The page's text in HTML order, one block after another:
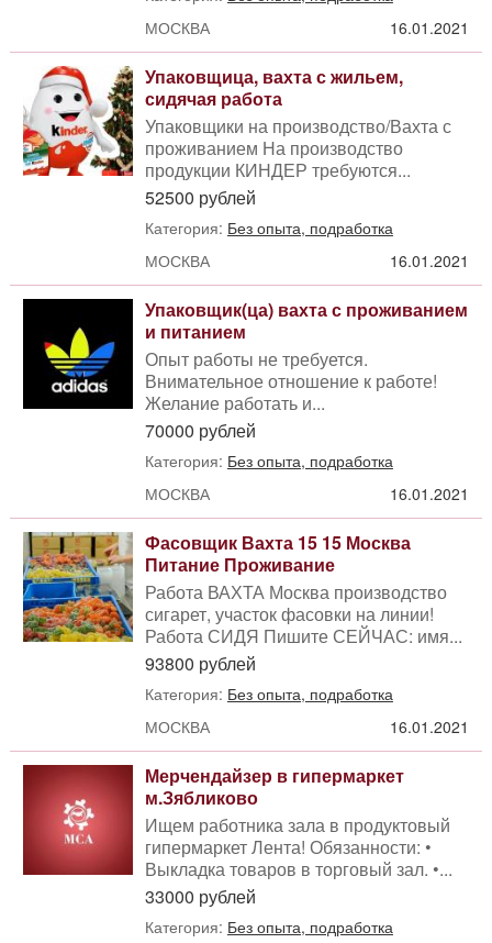
МОСКВА
16.01.2021
Упаковщица, вахта с жильем,
сидячая работа
Упаковщики на производство/Вахта с
проживанием На производство
продукции КИНДЕР требуются...
52500 рублей
Категория: Без опыта, подработка
МОСКВА
16.01.2021
Упаковщик(ца) вахта с проживанием
и питанием
Опыт работы не требуется.
Внимательное отношение к работе!
Желание работать и...
70000 рублей
Категория: Без опыта, подработка
МОСКВА
16.01.2021
Фасовщик Вахта 15 15 Москва
Питание Проживание
Работа ВАХТА Москва производство
сигарет, участок фасовки на линии!
Работа СИДЯ Пишите СЕЙЧАС: имя...
93800 рублей
Категория: Без опыта, подработка
МОСКВА
16.01.2021
Мерчендайзер в гипермаркет
м.Зябликово
Ищем работника зала в продуктовый
гипермаркет Лента! Обязанности: •
Выкладка товаров в торговый зал. •...
33000 рублей
Категория: Без опыта, подработка